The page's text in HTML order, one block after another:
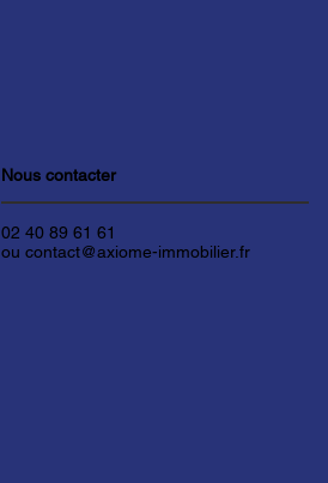
Nous contacter
02 40 89 61 61
ou contact@axiome-immobilier.fr